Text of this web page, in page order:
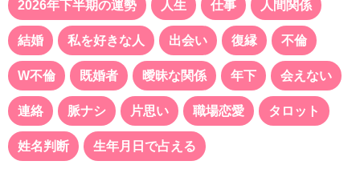
2026年下半期の運勢 人生 仕事 人間関係
結婚 私を好きな人 出会い 復縁 不倫
W不倫 既婚者 曖昧な関係 年下 会えない
連絡 脈ナシ 片思い 職場恋愛 タロット
姓名判断 生年月日で占える